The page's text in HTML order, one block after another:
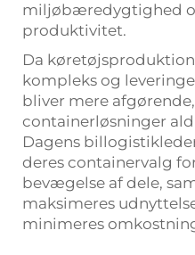
miljøbæredygtighed
produktivitet.
Da
kompleks og
bliver mere
containerløsninger
Dagens
deres containervalg
bevægelse af dele,
maksimeres
minimeres